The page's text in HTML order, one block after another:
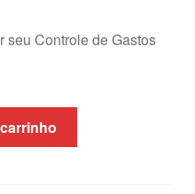
seu Controle de Gastos